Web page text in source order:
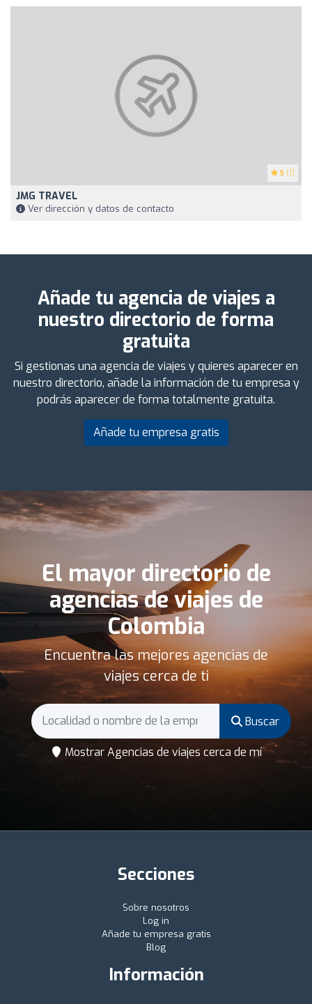
5 (1)
JMG TRAVEL
Ver dirección y datos de contacto
Añade tu agencia de viajes a
nuestro directorio de forma
gratuita
Si gestionas una agencia de viajes y quieres aparecer en
nuestro directorio, añade la información de tu empresa y
podrás aparecer de forma totalmente gratuita.
Añade tu empresa gratis
El mayor directorio de
agencias de viajes de
Colombia
Encuentra las mejores agencias de
viajes cerca de ti
Buscar
Mostrar Agencias de viajes cerca de mí
Secciones
Sobre nosotros
Log in
Añade tu empresa gratis
Blog
Información